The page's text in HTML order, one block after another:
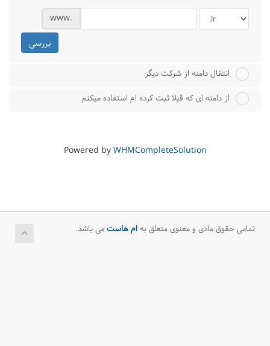
www.
بررسی
انتقال دامنه از شرکت دیگر
از دامنه ای که قبلا ثبت کرده ام استفاده میکنم
Powered byWHMCompleteSolution
تمامی حقوق مادی و معنوی متعلق بهام هاستمی باشد.